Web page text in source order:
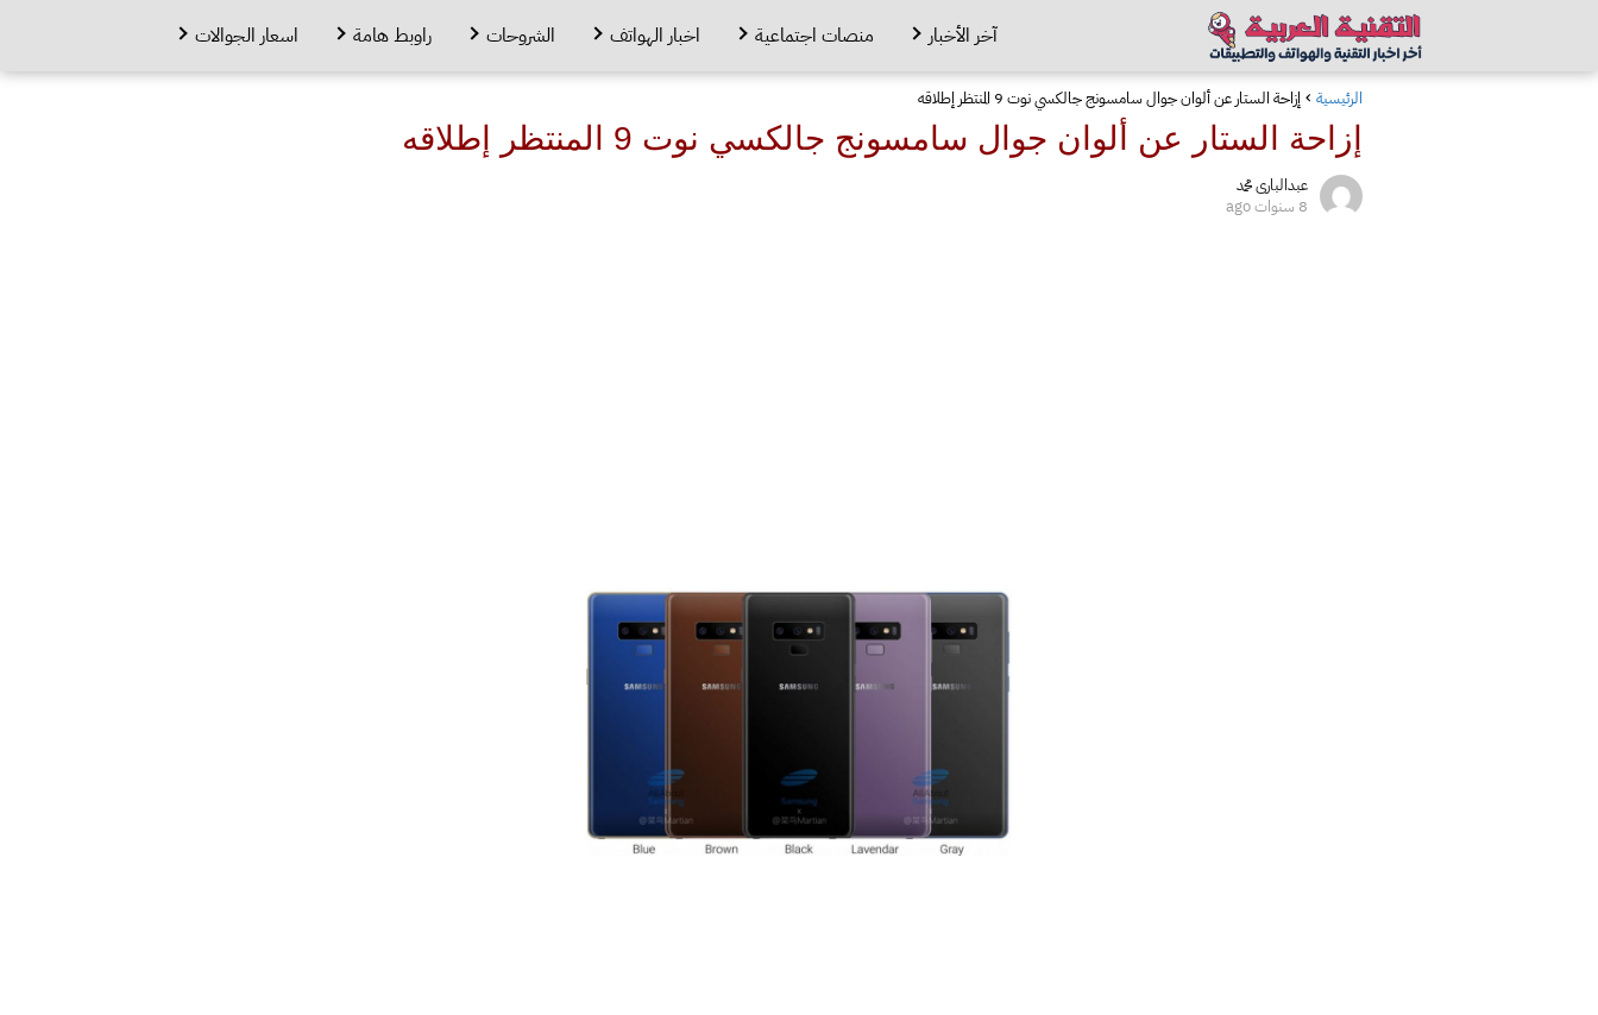
آخر الأخبار منصات اجتماعية اخبار الهواتف الشروحات راوبط هامة اسعار الجوالات
الرئيسية إزاحة الستار عن ألوان جوال سامسونج جالكسي نوت 9 المنتظر إطلاقه
إزاحة الستار عن ألوان جوال سامسونج جالكسي نوت 9 المنتظر إطلاقه
عبدالبارى محمد
8 سنوات ago